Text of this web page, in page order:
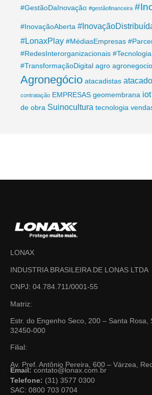
#GestãoDaInovação #gestãofinanceira
#InovaçãoAberta
#LonaxPlay #MédiasEmpresas
#RedesInterorganizacionais #Tecnologia
#TransformaçãoDigital agro agronegocio
Agronegócio atacadistas atacado
contratação EMPRESAS geomembrana iot
de obra Suinocultura tecnologia
LONAX
INDUSTRIA BRASILEIRA DE LONAS LTDA
CNPJ: 04.784.711/0001-55
Matriz:
Estr. do Engenho Seco, 200 – Santa Rosa,
32450-000
Filial:
Av. Pref. Antônio Pereira, 600 – Várzea,
Email: contato@lonax.com.br
Telefone: (31) 3577 0300
SAC: 0800 703 0704